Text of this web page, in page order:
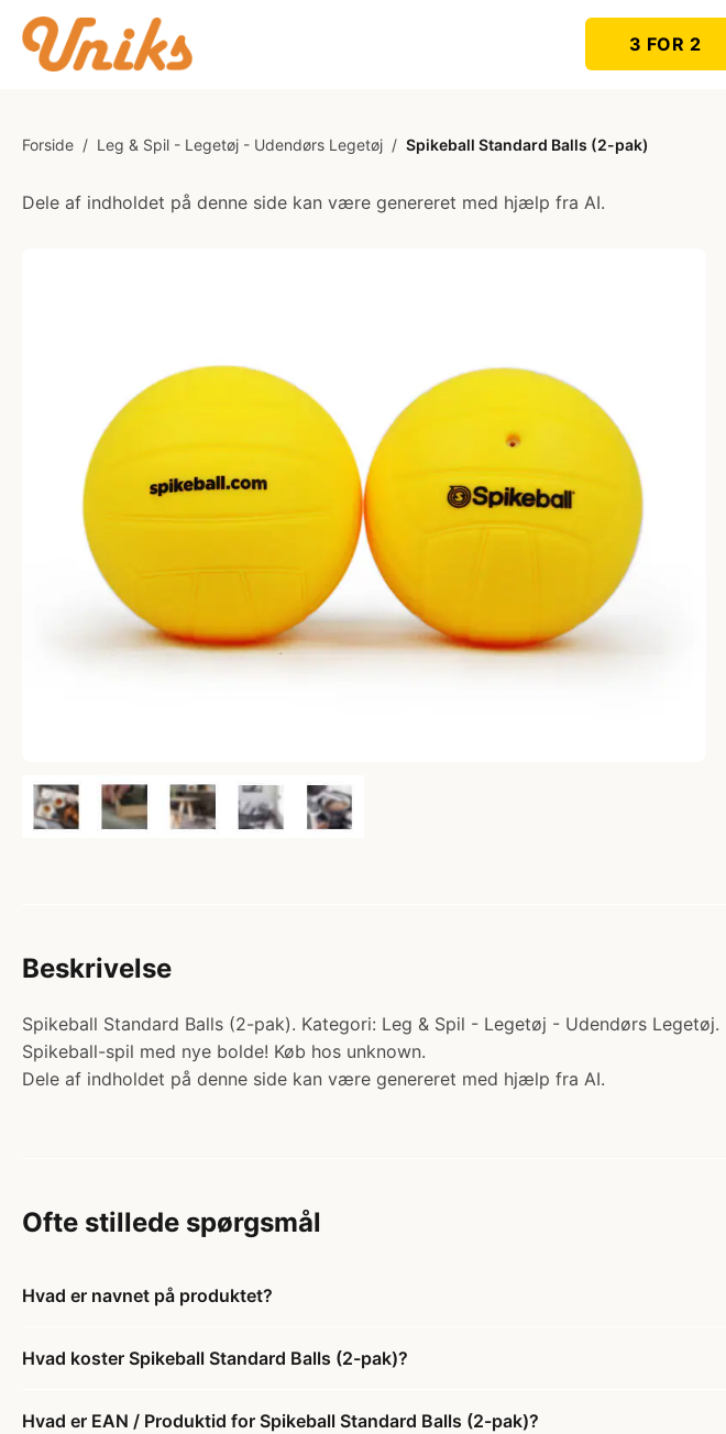
3 FOR 2
Forside / Leg & Spil - Legetøj - Udendørs Legetøj / Spikeball Standard Balls (2-pak)
Dele af indholdet på denne side kan være genereret med hjælp fra AI.
Beskrivelse
Spikeball Standard Balls (2-pak). Kategori: Leg & Spil - Legetøj - Udendørs
Spikeball-spil med nye bolde! Køb hos unknown.
Dele af indholdet på denne side kan være genereret med hjælp fra AI.
Ofte stillede spørgsmål
Hvad er navnet på produktet?
Hvad koster Spikeball Standard Balls (2-pak)?
Hvad er EAN / Produktid for Spikeball Standard Balls (2-pak)?